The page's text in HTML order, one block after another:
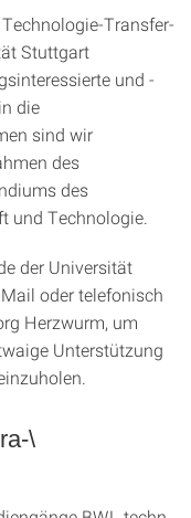
Transfer-
Stuttgart
und -
die
sind wir
des
des
und Technologie.
der Universität
oder telefonisch
Herzwurm, um
Unterstützung
\